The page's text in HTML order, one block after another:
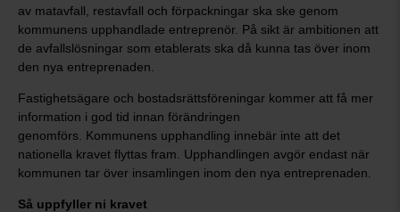
av matavfall, restavfall och förpackningar ska ske genom
kommunens upphandlade entreprenör. På sikt är ambitionen att
de avfallslösningar som etablerats ska då kunna tas över inom
den nya entreprenaden.
Fastighetsägare och bostadsrättsföreningar kommer att få mer
information i god tid innan förändringen
genomförs. Kommunens upphandling innebär inte att det
nationella kravet flyttas fram. Upphandlingen avgör endast när
kommunen tar över insamlingen inom den nya entreprenaden.
Så uppfyller ni kravet